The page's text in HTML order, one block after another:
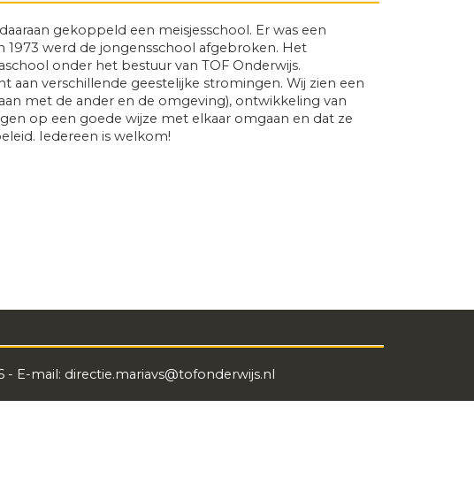
gekoppeld een meisjesschool. Er was een
1973 werd de jongensschool afgebroken. Het
onder het bestuur van TOF Onderwijs.
aan verschillende geestelijke stromingen. Wij zien een
met de ander en de omgeving), ontwikkeling van
op een goede wijze met elkaar omgaan en dat ze
Iedereen is welkom!
- E-mail: directie.mariavs@tofonderwijs.nl